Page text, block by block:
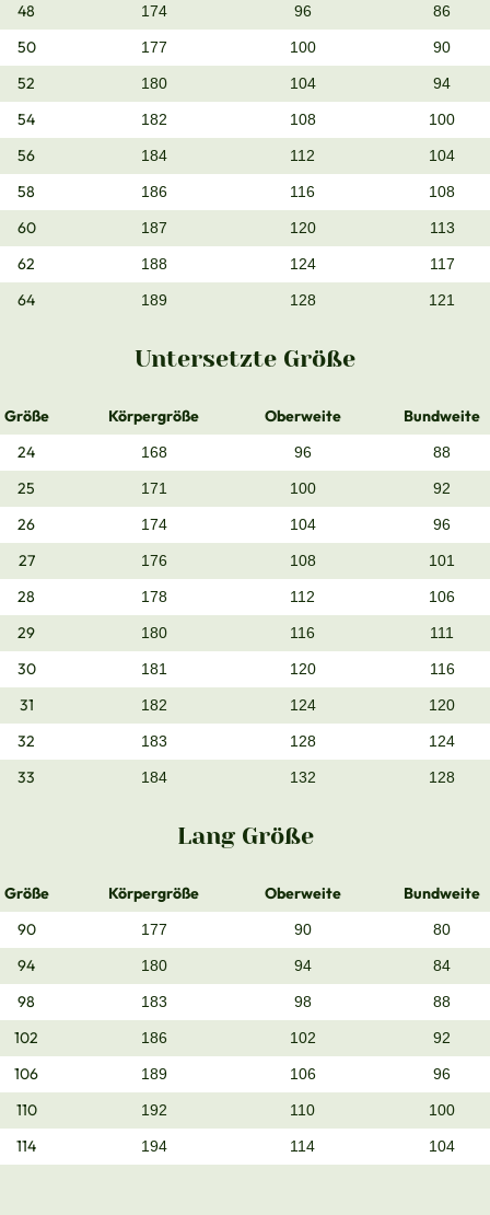
48 174 96 86
50 177 100 90
52 180 104 94
54 182 108 100
56 184 112 104
58 186 116 108
60 187 120 113
62 188 124 117
64 189 128 121
Untersetzte Größe
Größe Körpergröße Oberweite
Bundweite
24
168 96 88
25 171 100 92
26 174 104 96
27 176 108 101
28 178 112 106
29 180 116 111
30 181 120 116
31 182 124 120
32 183 128 124
33 184 132 128
Lang Größe
Größe Körpergröße Oberweite
Bundweite
90
177 90 80
94 180 94 84
98 183 98 88
102 186 102 92
106 189 106 96
110 192 110 100
114 194 114 104